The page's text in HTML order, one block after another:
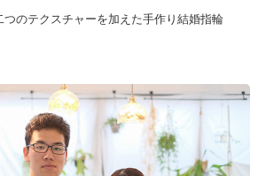
つのテクスチャーを加えた手作り結婚指輪